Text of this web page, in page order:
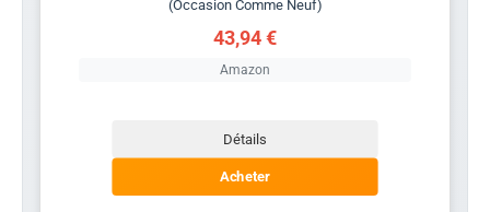
(Occasion Comme Neuf)
43,94 €
Amazon
Détails
Acheter